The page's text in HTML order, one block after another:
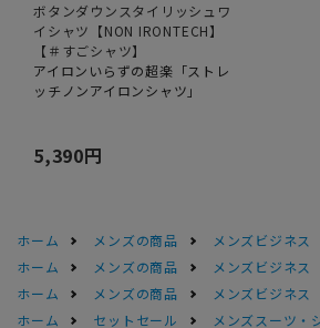
ボタンダウンスタイリッシュワ
イシャツ【NON IRONTECH】
【＃すごシャツ】
アイロンいらずの超楽「ストレ
ッチノンアイロンシャツ」
5,390円
ホーム メンズの商品 メンズビジネス
ホーム
メンズの商品 メンズビジネス
ホーム
メンズの商品 メンズビジネス
ホーム
セットセール
メンズスーツ・